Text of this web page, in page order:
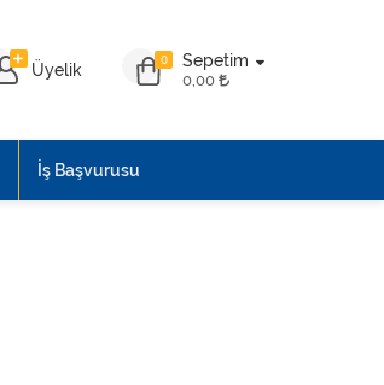
0 Sepetim
0,00
Üyelik
İş Başvurusu